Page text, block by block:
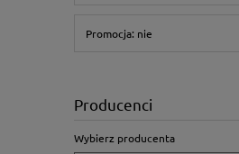
Promocja: nie
Producenci
Wybierz producenta